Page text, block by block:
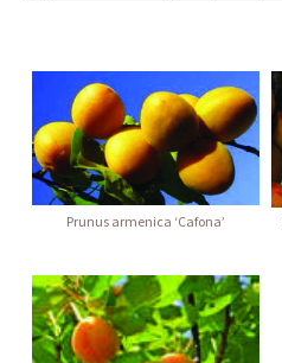
Prunus armenica ‘Cafona’